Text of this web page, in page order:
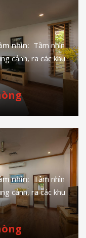
nhìn: Tầm nhìn
cảnh, ra các khu
nhìn: Tầm nhìn
cảnh, ra các khu